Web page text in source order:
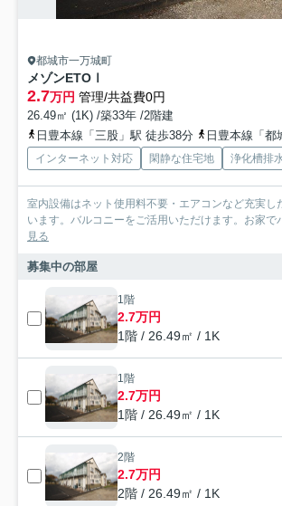
都城市一万城町
メゾンETOⅠ
2.7万円 管理/共益費0円
26.49㎡ (1K) /築33年 /2階建
日豊本線「三股」駅 徒歩38分
日豊本線「都
インターネット対応 閑静な住宅地 浄化槽排
室内設備はネット使用料不要・エアコンなど充実し
います。バルコニーをご活用いただけます。お家で
見る
募集中の部屋
1階
2.7万円
1階 / 26.49㎡ / 1K
1階
2.7万円
1階 / 26.49㎡ / 1K
2階
2.7万円
2階 / 26.49㎡ / 1K